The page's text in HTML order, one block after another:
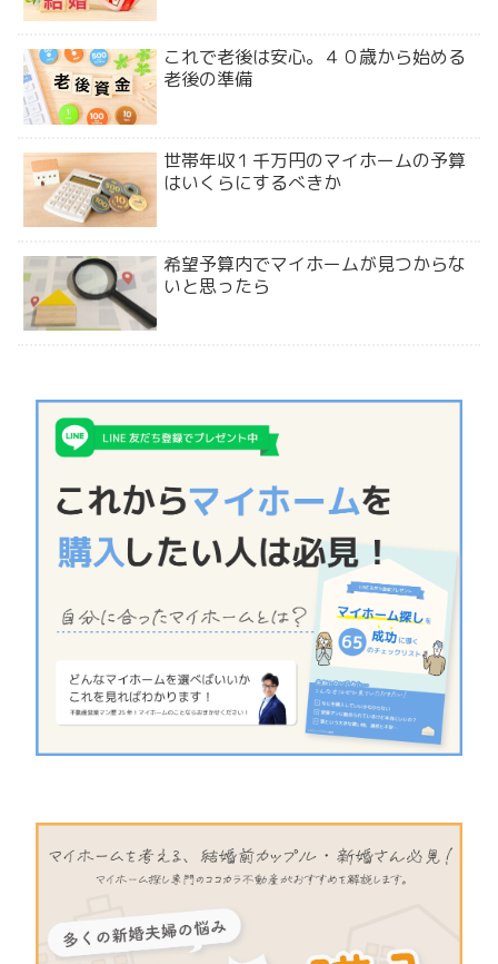
これで老後は安心。４０歳から始める
老後の準備
世帯年収１千万円のマイホームの予算
はいくらにするべきか
希望予算内でマイホームが見つからな
いと思ったら